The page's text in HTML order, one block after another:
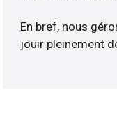
En bref, nous
jouir pleinement